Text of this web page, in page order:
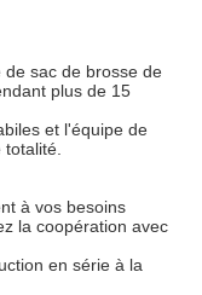
de sac de brosse de
plus de 15
et l'équipe de
à vos besoins
la coopération avec
en série à la